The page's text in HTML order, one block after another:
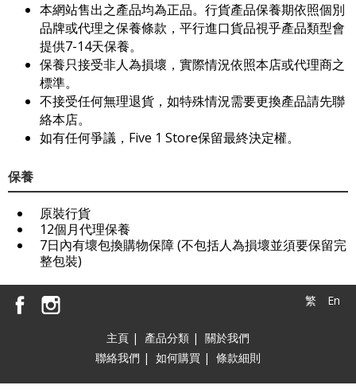
本網站售出之產品均為正品。行貨產品保養期依照個別
品牌或代理之保養條款，平行進口貨品視乎產品類型會
提供7-14天保養。
保養只接受非人為損壞，實際情況依照本店或代理商之
標準。
不接受任何無理退貨，如特殊情況需要更換產品請先聯
絡本店。
如有任何爭議，Five 1 Store保留最終決定權。
保養
原裝行貨
12個月代理保養
7日內有壞包換購物保障 (不包括人為損壞並須要保留完
整包裝)
繁 En
主頁 | 產品分類 | 關於我們
聯絡我們 | 如何購買 | 條款細則